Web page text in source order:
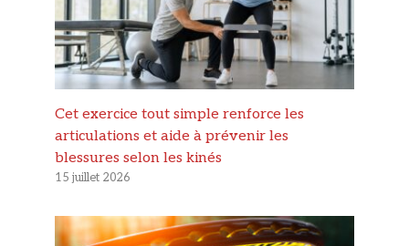
Cet exercice tout simple renforce les
articulations et aide à prévenir les
blessures selon les kinés
15 juillet 2026